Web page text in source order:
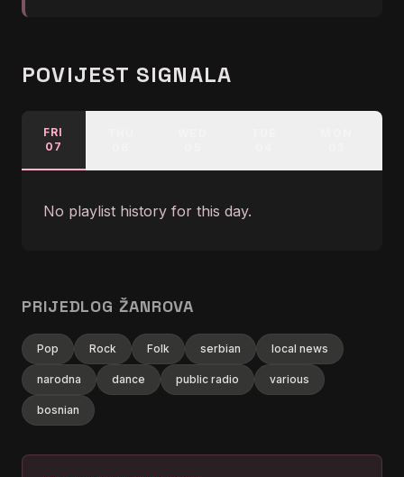
POVIJEST SIGNALA
FRI
07
No playlist history for this day.
PRIJEDLOG ŽANROVA
Pop Rock Folk serbian local news
narodna dance public radio various
bosnian